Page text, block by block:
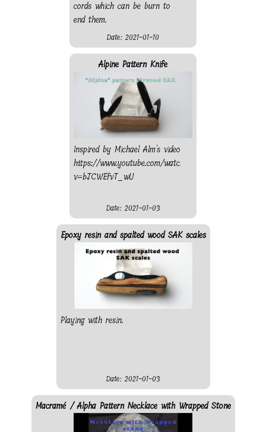
cords which can be burn to
end them.
Date: 2021-01-10
Alpine Pattern Knife
Inspired by Michael Alm's video
https://www.youtube.com/watch?
v=bJCWEfvT_wU
Date: 2021-01-03
Epoxy resin and spalted wood SAK scales
Playing with resin.
Date: 2021-01-03
Macramé / Alpha Pattern Necklace with Wrapped Stone